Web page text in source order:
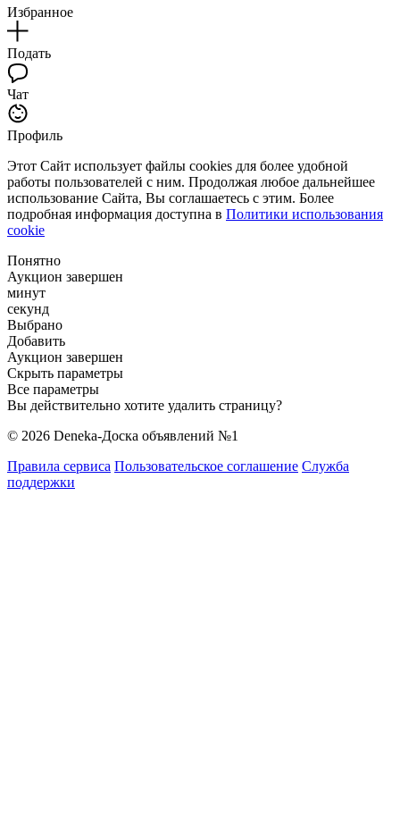
Избранное
Подать
Чат
Профиль
Этот Сайт использует файлы cookies для более удобной
работы пользователей с ним. Продолжая любое дальнейшее
использование Сайта, Вы соглашаетесь с этим. Более
подробная информация доступна в Политики использования
cookie
Понятно
Аукцион завершен
минут
секунд
Выбрано
Добавить
Аукцион завершен
Скрыть параметры
Все параметры
Вы действительно хотите удалить страницу?
© 2026 Deneka-Доска объявлений №1
Правила сервиса Пользовательское соглашение Служба
поддержки